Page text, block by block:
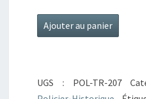
quantité
de
de
Ajouter au panier
UGS : POL-TR-207